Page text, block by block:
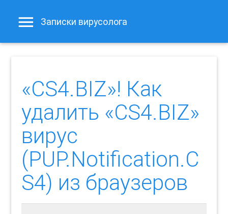
Записки вирусолога
«CS4.BIZ»! Как
удалить «CS4.BIZ»
вирус
(PUP.Notification.C
S4) из браузеров